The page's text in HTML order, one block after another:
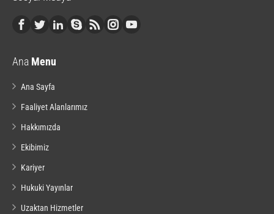
Ana Menu
Ana Sayfa
Faaliyet Alanlarımız
Hakkımızda
Ekibimiz
Kariyer
Hukuki Yayınlar
Uzaktan Hizmetler